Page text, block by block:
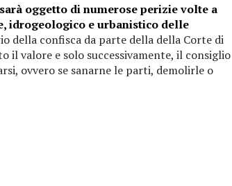
oggetto di numerose perizie volte a
idrogeologico e urbanistico delle
della confisca da parte della della Corte di
il valore e solo successivamente, il consiglio
ovvero se sanarne le parti, demolirle o